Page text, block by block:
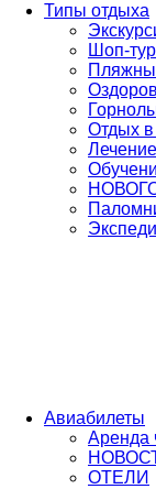
Типы отдыха
Шоп-
Отдых в
Авиабилеты
Аренда
ОТЕЛИ